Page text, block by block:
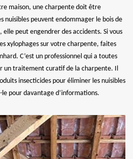
maison, une charpente doit être
nuisibles peuvent endommager le bois de
elle peut engendrer des accidents. Si vous
xylophages sur votre charpente, faites
C’est un professionnel qui a toutes
un traitement curatif de la charpente. Il
insecticides pour éliminer les nuisibles
pour davantage d’informations.